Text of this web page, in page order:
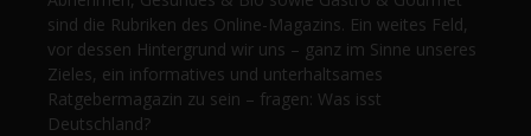
sind die Rubriken des Online-Magazins. Ein weites Feld,
vor dessen Hintergrund wir uns – ganz im Sinne unseres
Zieles, ein informatives und unterhaltsames
Ratgebermagazin zu sein – fragen: Was isst
Deutschland?